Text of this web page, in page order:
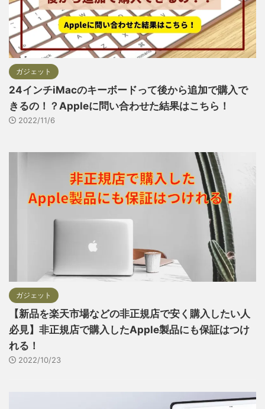
ガジェット
24インチiMacのキーボードって後から追加で購入で
きるの！？Appleに問い合わせた結果はこちら！
2022/11/6
ガジェット
【新品を楽天市場などの非正規店で安く購入したい人
必見】非正規店で購入したApple製品にも保証はつけ
れる！
2022/10/23